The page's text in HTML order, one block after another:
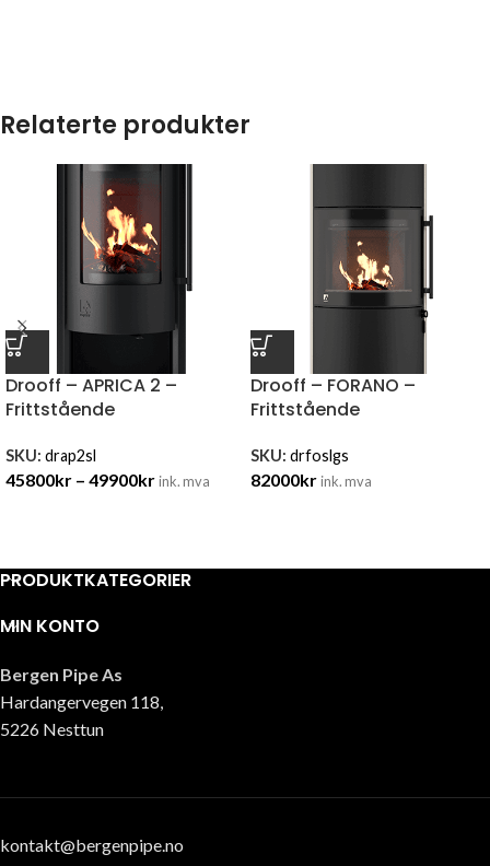
Relaterte produkter
Drooff – APRICA 2 –
Frittstående
SKU: drap2sl
45800kr – 49900krink. mva
Drooff – FORANO –
Frittstående
SKU: drfoslgs
82000krink. mva
PRODUKTKATEGORIER
MIN KONTO
Bergen Pipe As
Hardangervegen 118,
5226 Nesttun
kontakt@bergenpipe.no